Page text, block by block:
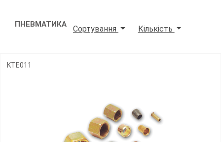
ПНЕВМАТИКА Кількість
Сортування
KTE011